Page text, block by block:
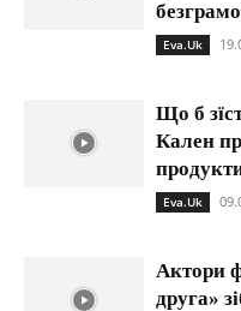
Eva.Uk
Що б
Кален
Eva.Uk
Актори
друга»